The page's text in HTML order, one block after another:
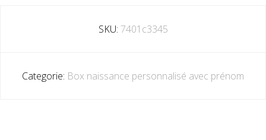
SKU: 7401c3345
Categorie: Box naissance personnalisé avec prénom